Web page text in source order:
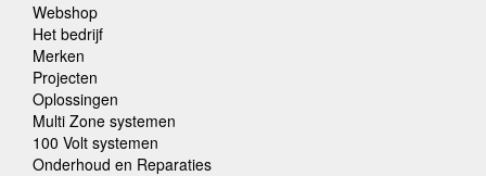
Webshop
Het bedrijf
Merken
Projecten
Oplossingen
Multi Zone systemen
100 Volt systemen
Onderhoud en Reparaties